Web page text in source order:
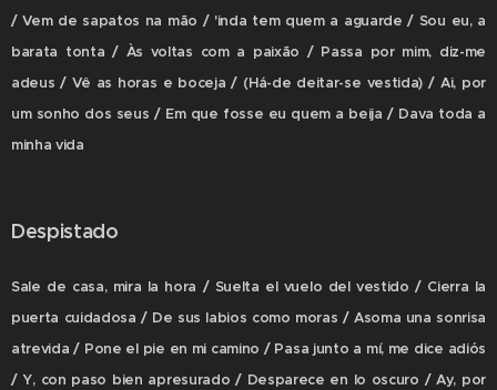
/ Vem de sapatos na mão / 'inda tem quem a aguarde / Sou eu, a
barata tonta / Às voltas com a paixão / Passa por mim, diz-me
adeus / Vê as horas e boceja / (Há-de deitar-se vestida) / Ai, por
um sonho dos seus / Em que fosse eu quem a beija / Dava toda a
minha vida
Despistado
Sale de casa, mira la hora / Suelta el vuelo del vestido / Cierra la
puerta cuidadosa / De sus labios como moras / Asoma una sonrisa
atrevida / Pone el pie en mi camino / Pasa junto a mí, me dice adiós
/ Y, con paso bien apresurado / Desparece en lo oscuro / Ay, por